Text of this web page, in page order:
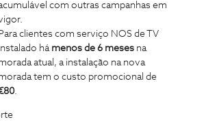
com outras campanhas em
Para clientes com serviço NOS de TV
há menos de 6 meses na
atual, a instalação na nova
tem o custo promocional de
.